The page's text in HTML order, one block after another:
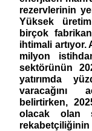
rezervlerinin
Yüksek
birçok
ihtimali artıyor.
milyon
sektörünün
yatırımda
varacağını
belirtirken,
olacak olan
rekabetçiliğinin